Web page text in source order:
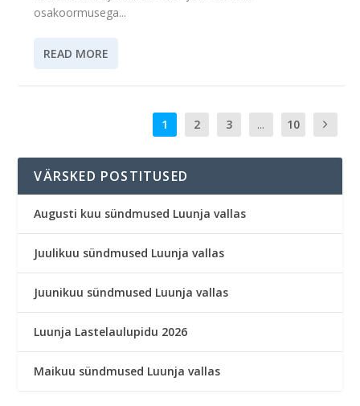
osakoormusega...
READ MORE
1 2 3 ... 10
VÄRSKED POSTITUSED
Augusti kuu sündmused Luunja vallas
Juulikuu sündmused Luunja vallas
Juunikuu sündmused Luunja vallas
Luunja Lastelaulupidu 2026
Maikuu sündmused Luunja vallas